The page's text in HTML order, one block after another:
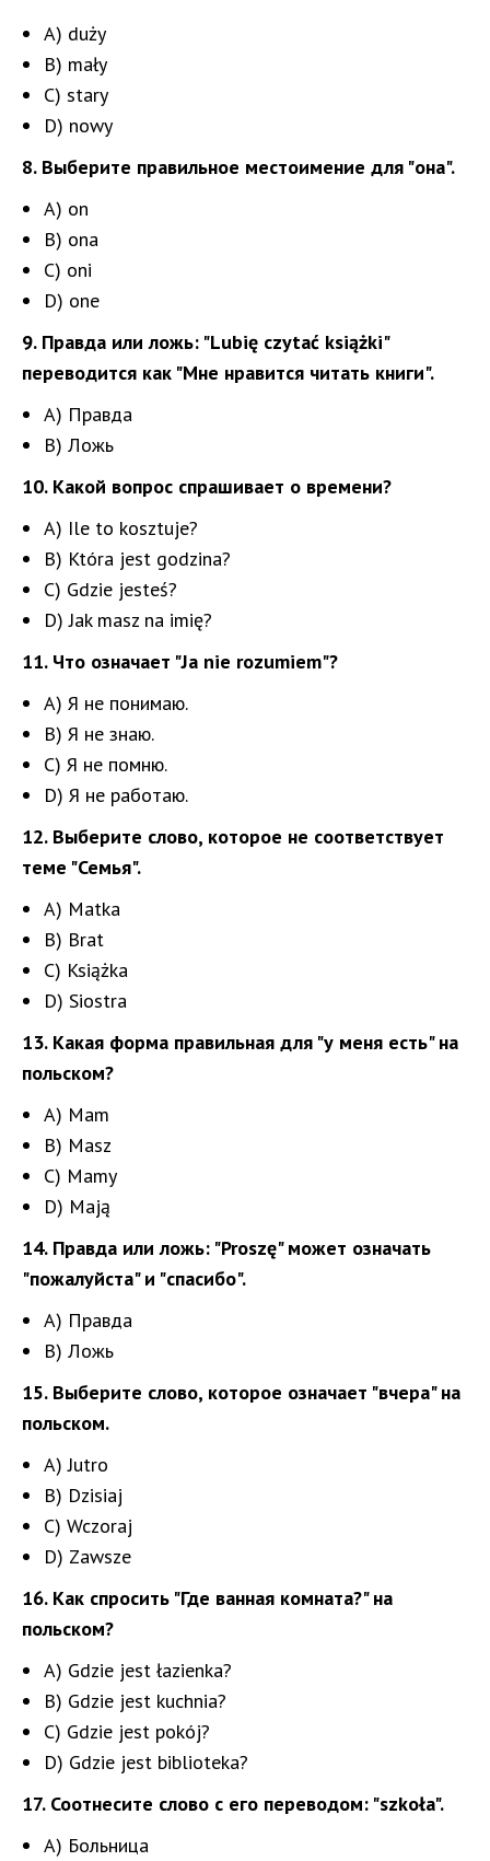
A) duży
B) mały
C) stary
D) nowy
8. Выберите правильное местоимение для "она".
A) on
B) ona
C) oni
D) one
9. Правда или ложь: "Lubię czytać książki"
переводится как "Мне нравится читать книги".
A) Правда
B) Ложь
10. Какой вопрос спрашивает о времени?
A) Ile to kosztuje?
B) Która jest godzina?
C) Gdzie jesteś?
D) Jak masz na imię?
11. Что означает "Ja nie rozumiem"?
A) Я не понимаю.
B) Я не знаю.
C) Я не помню.
D) Я не работаю.
12. Выберите слово, которое не соответствует
теме "Семья".
A) Matka
B) Brat
C) Książka
D) Siostra
13. Какая форма правильная для "у меня есть" на
польском?
A) Mam
B) Masz
C) Mamy
D) Mają
14. Правда или ложь: "Proszę" может означать
"пожалуйста" и "спасибо".
A) Правда
B) Ложь
15. Выберите слово, которое означает "вчера" на
польском.
A) Jutro
B) Dzisiaj
C) Wczoraj
D) Zawsze
16. Как спросить "Где ванная комната?" на
польском?
A) Gdzie jest łazienka?
B) Gdzie jest kuchnia?
C) Gdzie jest pokój?
D) Gdzie jest biblioteka?
17. Соотнесите слово с его переводом: "szkoła".
A) Больница